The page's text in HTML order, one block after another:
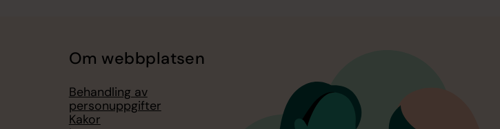
Om webbplatsen
Behandling av
personuppgifter
Kakor